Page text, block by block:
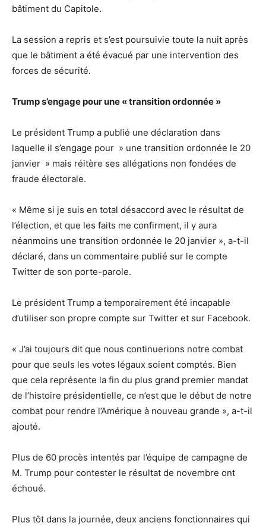
bâtiment du Capitole.
La session a repris et s’est poursuivie toute la nuit après
que le bâtiment a été évacué par une intervention des
forces de sécurité.
Trump s’engagepour une « transition ordonnée »
Le président Trump a publié une déclaration dans
laquelle il s’engage pour » une transition ordonnée le 20
janvier » mais réitère ses allégations non fondées de
fraude électorale.
« Même si je suis en total désaccord avec le résultat de
l’élection, et que les faits me confirment, il y aura
néanmoins une transition ordonnée le 20 janvier », a-t-il
déclaré, dans un commentaire publié sur le compte
Twitter de son porte-parole.
Le président Trump a temporairement été incapable
d’utiliser son propre compte sur Twitter et sur Facebook.
« J’ai toujours dit que nous continuerions notre combat
pour que seuls les votes légaux soient comptés. Bien
que cela représente la fin du plus grand premier mandat
de l’histoire présidentielle, ce n’est que le début de notre
combat pour rendre l’Amérique à nouveau grande », a-t-il
ajouté.
Plus de 60 procès intentés par l’équipe de campagne de
M. Trump pour contester le résultat de novembre ont
échoué.
Plus tôt dans la journée, deux anciens fonctionnaires qui